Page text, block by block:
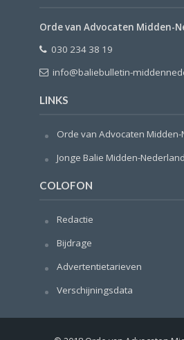
Orde van Advocaten Midden-
030 234 38 19
info@baliebulletin-
LINKS
Orde van Advocaten
Jonge Balie Midden-Nederland
COLOFON
Redactie
Bijdrage
Advertentietarieven
Verschijningsdata